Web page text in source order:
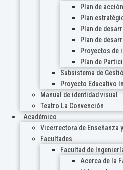
Plan de acción
Plan
Plan de
Plan de
Proyectos de
Plan de
Subsistema de
Proyecto Educativo
Manual de identidad visual
Teatro La Convención
Académico
Vicerrectora de Enseñanza
Facultades
Facultad de
Acerca de la